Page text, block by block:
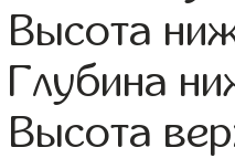
Высота
Глубина
Высота